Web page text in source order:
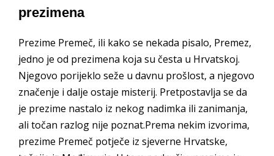
prezimena
Prezime Premeč, ili kako se nekada pisalo, Premez,
jedno je od prezimena koja su česta u Hrvatskoj.
Njegovo porijeklo seže u davnu prošlost, a njegovo
značenje i dalje ostaje misterij. Pretpostavlja se da
je prezime nastalo iz nekog nadimka ili zanimanja,
ali točan razlog nije poznat.Prema nekim izvorima,
prezime Premeč potječe iz sjeverne Hrvatske,